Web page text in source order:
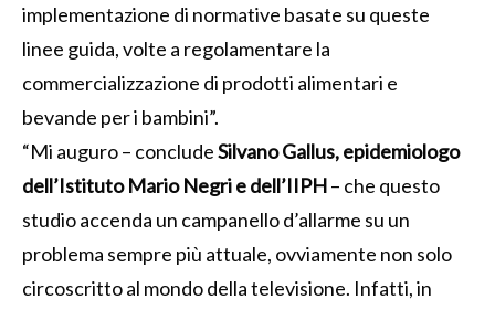
implementazione di normative basate su queste
linee guida, volte a regolamentare la
commercializzazione di prodotti alimentari e
bevande per i bambini”.
“Mi auguro – concludeSilvano Gallus, epidemiologo
dell’Istituto Mario Negri e dell’IIPH– che questo
studio accenda un campanello d’allarme su un
problema sempre più attuale, ovviamente non solo
circoscritto al mondo della televisione. Infatti, in